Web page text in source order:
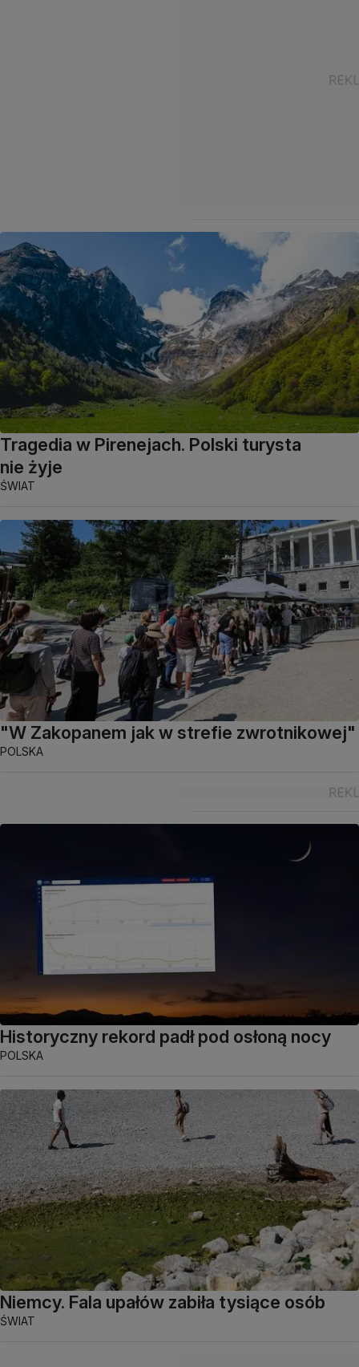
Tragedia w Pirenejach. Polski turysta
nie żyje
ŚWIAT
"W Zakopanem jak w strefie zwrotnikowej"
POLSKA
Historyczny rekord padł pod osłoną nocy
POLSKA
Niemcy. Fala upałów zabiła tysiące osób
ŚWIAT